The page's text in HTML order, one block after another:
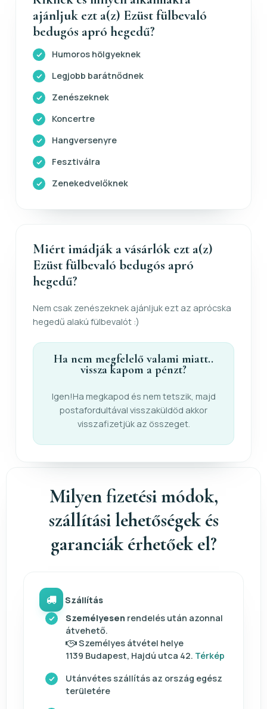
ajánljuk ezt a(z) Ezüst fülbevaló
bedugós apró hegedű?
Humoros hölgyeknek
Legjobb barátnődnek
Zenészeknek
Koncertre
Hangversenyre
Fesztiválra
Zenekedvelőknek
Miért imádják a vásárlók ezt a(z)
Ezüst fülbevaló bedugós apró
hegedű?
Nem csak zenészeknek ajánljuk ezt az aprócska
hegedű alakú fülbevalót :)
Ha nem megfelelő valami miatt..
vissza kapom a pénzt?
Igen!Ha megkapod és nem tetszik, majd
postafordultával visszaküldöd akkor
visszafizetjük az összeget.
Milyen fizetési módok,
szállítási lehetőségek és
garanciák érhetőek el?
Szállítás
Személyesen rendelés után azonnal
átvehető.
Személyes átvétel helye
1139 Budapest, Hajdú utca 42. Térkép
Utánvétes szállítás az ország egész
területére